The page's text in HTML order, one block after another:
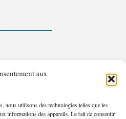
aux
nous utilisons des technologies telles que les
informations des appareils. Le fait de consentir
et d'utilisation